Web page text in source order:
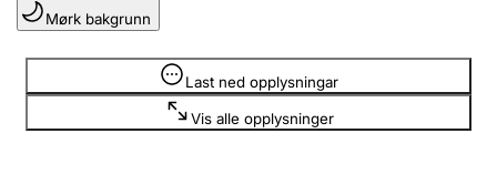
Lag og foreining
Registrere, endre, slette
Mørk bakgrunn
Last ned opplysningar
Vis alle opplysninger
Opplysninger er skjult